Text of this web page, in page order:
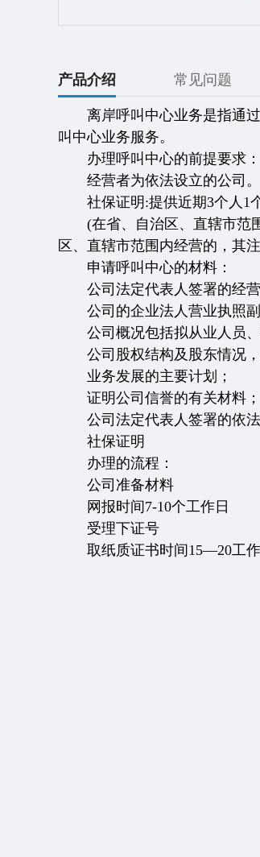
产品介绍 常见问题
离岸呼叫中心业务是指通过
叫中心业务服务。
办理呼叫中心的前提要求：
经营者为依法设立的公司。
社保证明:提供近期3个人1个
(在省、自治区、直辖市范围
区、直辖市范围内经营的，其
申请呼叫中心的材料：
公司法定代表人签署的经营
公司的企业法人营业执照副
公司概况包括拟从业人员、
公司股权结构及股东情况，
业务发展的主要计划；
证明公司信誉的有关材料；
公司法定代表人签署的依法
社保证明
办理的流程：
公司准备材料
网报时间7-10个工作日
受理下证号
取纸质证书时间15—20工作